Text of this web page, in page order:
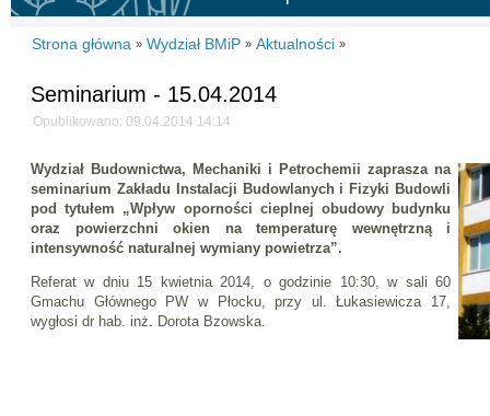
Strona główna » Wydział BMiP » Aktualności »
Seminarium - 15.04.2014
Opublikowano: 09.04.2014 14:14
Wydział Budownictwa, Mechaniki i Petrochemii zaprasza na
seminarium Zakładu Instalacji Budowlanych i Fizyki Budowli
pod tytułem „Wpływ oporności cieplnej obudowy budynku
oraz powierzchni okien na temperaturę wewnętrzną i
intensywność naturalnej wymiany powietrza”.
Referat w dniu 15 kwietnia 2014, o godzinie 10:30, w sali 60
Gmachu Głównego PW w Płocku, przy ul. Łukasiewicza 17,
wygłosi dr hab. inż. Dorota Bzowska.